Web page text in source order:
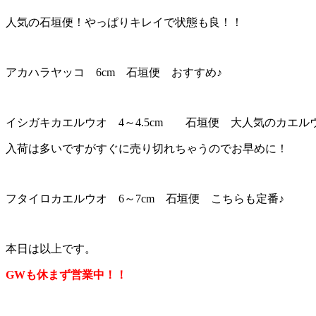
人気の石垣便！やっぱりキレイで状態も良！！
アカハラヤッコ 6cm 石垣便 おすすめ♪
イシガキカエルウオ 4～4.5cm 石垣便 大人気のカエル
入荷は多いですがすぐに売り切れちゃうのでお早めに！
フタイロカエルウオ 6～7cm 石垣便 こちらも定番♪
本日は以上です。
GWも休まず営業中！！